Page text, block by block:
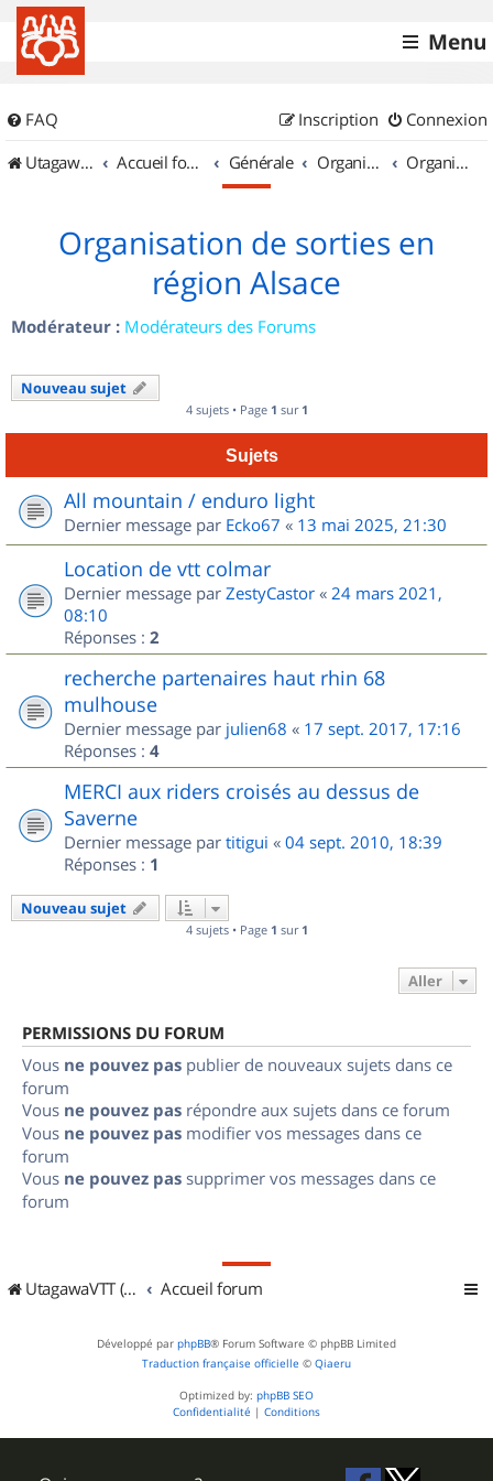
Menu
FAQ Connexion
Inscription
UtagawaVTT (Randos VTT et VTTAE avec traces GPS)
Accueil forum Générale Organisation de sorties & Recherche de partenaires Organisation de sorties en région Alsace
Organisation de sorties en
région Alsace
Modérateur : Modérateurs des Forums
Nouveau sujet
4 sujets • Page 1 sur 1
Sujets
All mountain / enduro light
Dernier message par Ecko67 « 13 mai 2025, 21:30
Location de vtt colmar
Dernier message par ZestyCastor « 24 mars 2021,
08:10
Réponses : 2
recherche partenaires haut rhin 68
mulhouse
Dernier message par julien68 « 17 sept. 2017, 17:16
Réponses : 4
MERCI aux riders croisés au dessus de
Saverne
Dernier message par titigui « 04 sept. 2010, 18:39
Réponses : 1
Nouveau sujet
4 sujets • Page 1 sur 1
Aller
PERMISSIONS DU FORUM
Vous ne pouvez pas publier de nouveaux sujets dans ce
forum
Vous ne pouvez pas répondre aux sujets dans ce forum
Vous ne pouvez pas modifier vos messages dans ce
forum
Vous ne pouvez pas supprimer vos messages dans ce
forum
UtagawaVTT (Randos VTT et VTTAE avec traces GPS) Accueil forum
Développé par phpBB® Forum Software © phpBB Limited
Traduction française officielle © Qiaeru
Optimized by: phpBB SEO
Confidentialité | Conditions